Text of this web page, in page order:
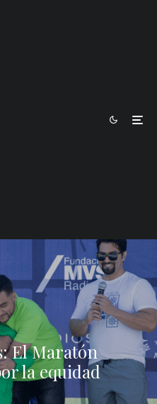
El Maratón
la equidad